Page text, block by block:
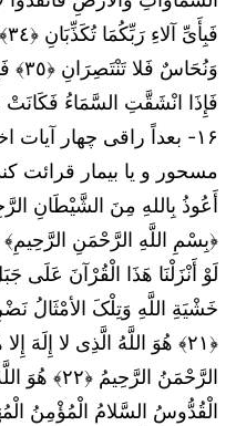
فَإِذَا انْشَقَّتِ السَّمَاءُ فَکَانَتْ
۱۶- بعداً راقی چهار
مسحور و یا بیمار قرائت
أَعُوذُ بِاللهِ مِنَ الشَّيْطَانِ
﴿بِسْمِ اللَّهِ الرَّحْمَنِ الرَّحِيمِ﴾
لَوْ أَنْزَلْنَا هَذَا الْقُرْآنَ عَلَى
خَشْیَةِ اللَّهِ وَتِلْکَ الأمْثَالُ
﴿٢١﴾ هُوَ اللَّهُ الَّذِی لا إِلَهَ
الرَّحْمَنُ
الْقُدُّوسُ السَّلامُ الْمُؤْمِنُ